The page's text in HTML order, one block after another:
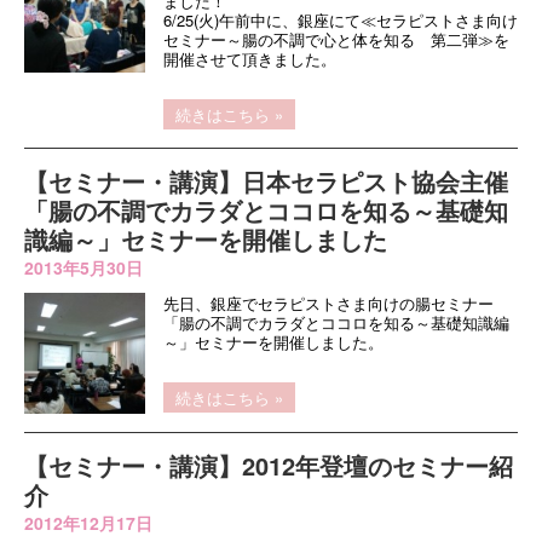
6/25(火)午前中に、銀座にて≪セラピストさま向け
セミナー～腸の不調で心と体を知る 第二弾≫を
開催させて頂きました。
続きはこちら »
【セミナー・講演】日本セラピスト協会主催
「腸の不調でカラダとココロを知る～基礎知
識編～」セミナーを開催しました
2013年5月30日
先日、銀座でセラピストさま向けの腸セミナー
「腸の不調でカラダとココロを知る～基礎知識編
～」セミナーを開催しました。
続きはこちら »
【セミナー・講演】2012年登壇のセミナー紹
介
2012年12月17日